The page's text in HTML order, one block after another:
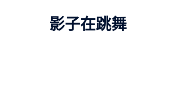
影子在跳舞